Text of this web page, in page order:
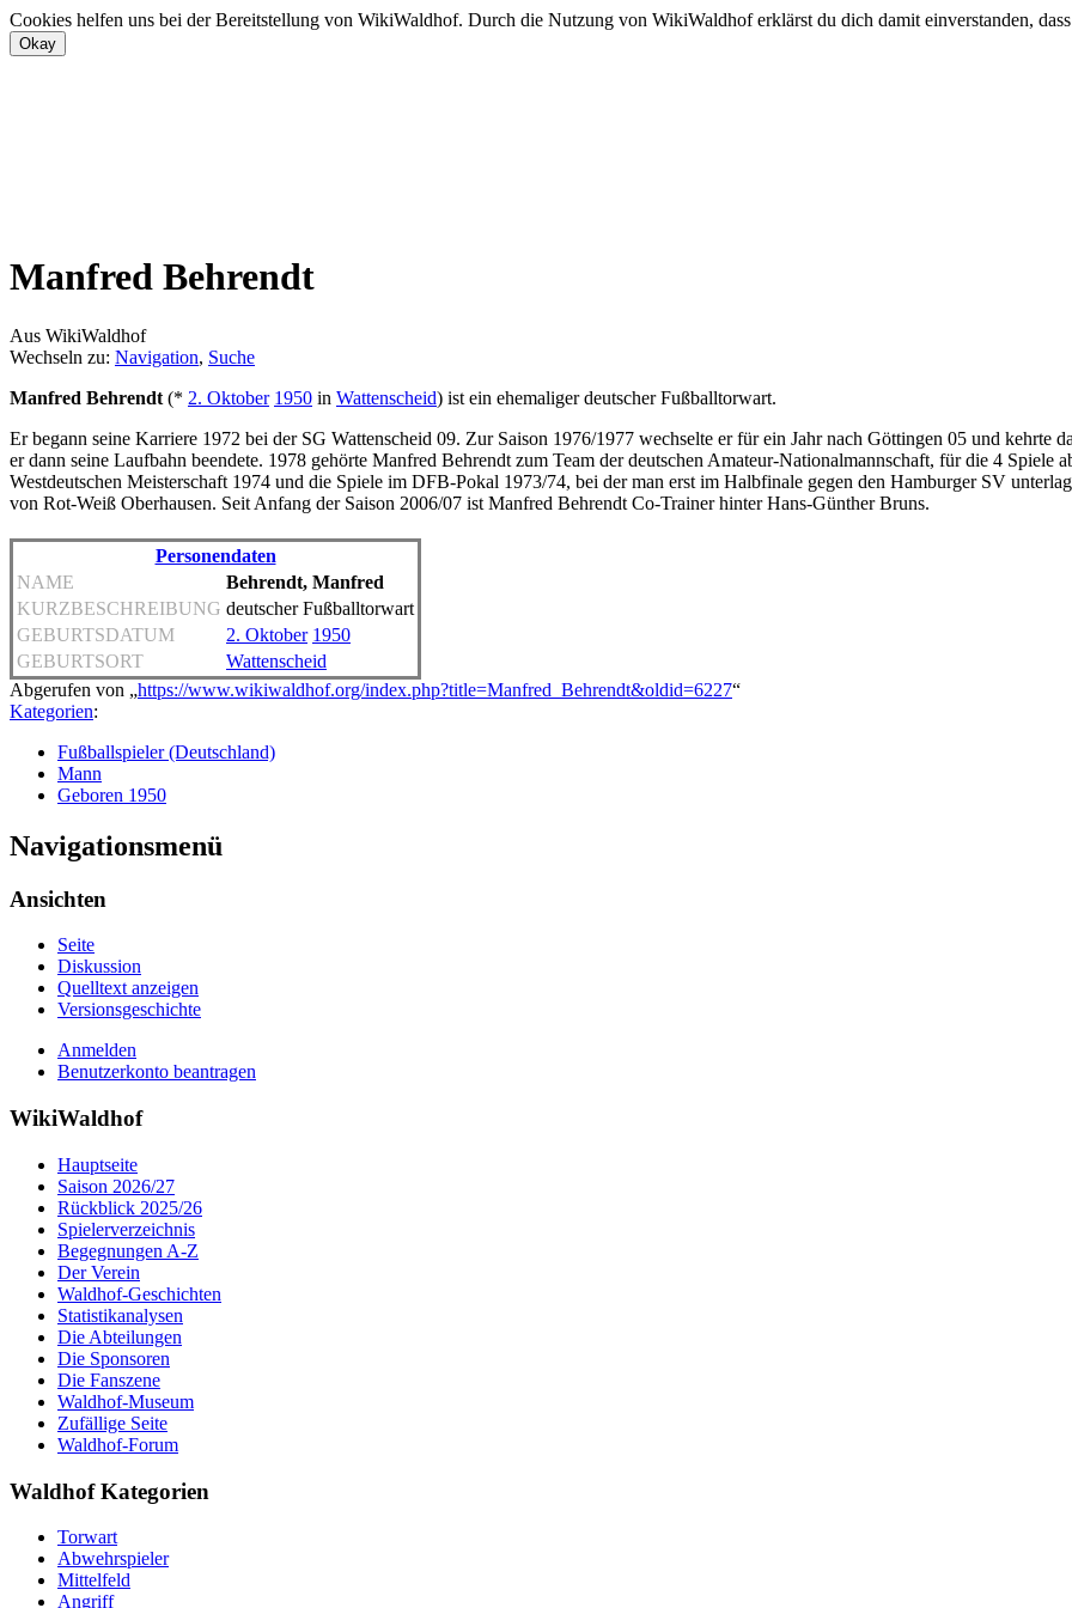
Cookies helfen uns bei der Bereitstellung von WikiWaldhof. Durch die Nutzung von WikiWaldhof erklärst du dich damit einverstanden,
Manfred Behrendt
Aus WikiWaldhof
Wechseln zu: Navigation, Suche
Manfred Behrendt (* 2. Oktober 1950 in Wattenscheid) ist ein ehemaliger deutscher Fußballtorwart.
Er begann seine Karriere 1972 bei der SG Wattenscheid 09. Zur Saison 1976/1977 wechselte er für ein Jahr nach Göttingen 05 und kehrte
er dann seine Laufbahn beendete. 1978 gehörte Manfred Behrendt zum Team der deutschen Amateur-Nationalmannschaft, für die 4
Westdeutschen Meisterschaft 1974 und die Spiele im DFB-Pokal 1973/74, bei der man erst im Halbfinale gegen den Hamburger SV
von Rot-Weiß Oberhausen. Seit Anfang der Saison 2006/07 ist Manfred Behrendt Co-Trainer hinter Hans-Günther Bruns.
Personendaten
NAME
Behrendt, Manfred
KURZBESCHREIBUNG deutscher Fußballtorwart
GEBURTSDATUM
2. Oktober 1950
GEBURTSORT
Wattenscheid
Abgerufen von „https://www.wikiwaldhof.org/index.php?title=Manfred_Behrendt&oldid=6227“
Kategorien:
Fußballspieler (Deutschland)
Mann
Geboren 1950
Navigationsmenü
Ansichten
Seite
Diskussion
Quelltext anzeigen
Versionsgeschichte
Anmelden
Benutzerkonto beantragen
WikiWaldhof
Hauptseite
Saison 2026/27
Rückblick 2025/26
Spielerverzeichnis
Begegnungen A-Z
Der Verein
Waldhof-Geschichten
Statistikanalysen
Die Abteilungen
Die Sponsoren
Die Fanszene
Waldhof-Museum
Zufällige Seite
Waldhof-Forum
Waldhof Kategorien
Torwart
Abwehrspieler
Mittelfeld
Angriff